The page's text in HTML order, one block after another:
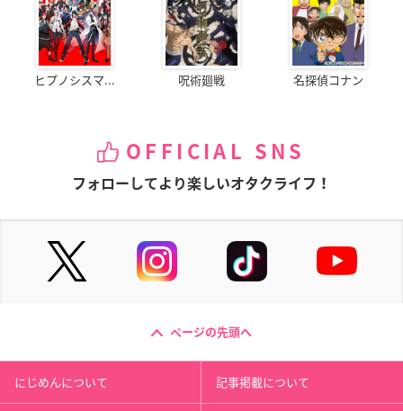
ヒプノシスマ... 呪術廻戦 名探偵コナン
OFFICIAL SNS
フォローしてより楽しいオタクライフ！
ページの先頭へ
にじめんについて 記事掲載について